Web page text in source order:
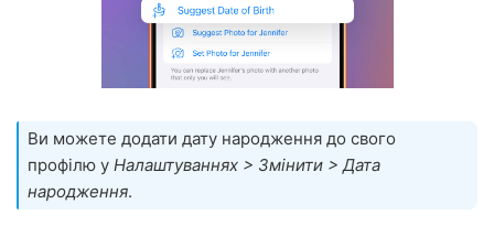
Ви можете додати дату народження до свого
профілю у Налаштуваннях > Змінити > Дата
народження.